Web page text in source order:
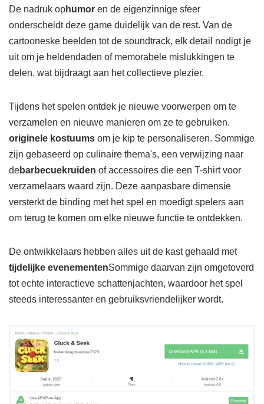
De nadruk ophumor en de eigenzinnige sfeer
onderscheidt deze game duidelijk van de rest. Van de
cartooneske beelden tot de soundtrack, elk detail nodigt je
uit om je heldendaden of memorabele mislukkingen te
delen, wat bijdraagt aan het collectieve plezier.
Tijdens het spelen ontdek je nieuwe voorwerpen om te
verzamelen en nieuwe manieren om ze te gebruiken.
originele kostuums om je kip te personaliseren. Sommige
zijn gebaseerd op culinaire thema's, een verwijzing naar
debarbecuekruiden of accessoires die een T-shirt voor
verzamelaars waard zijn. Deze aanpasbare dimensie
versterkt de binding met het spel en moedigt spelers aan
om terug te komen om elke nieuwe functie te ontdekken.
De ontwikkelaars hebben alles uit de kast gehaald met
tijdelijke evenementenSommige daarvan zijn omgetoverd
tot echte interactieve schattenjachten, waardoor het spel
steeds interessanter en gebruiksvriendelijker wordt.